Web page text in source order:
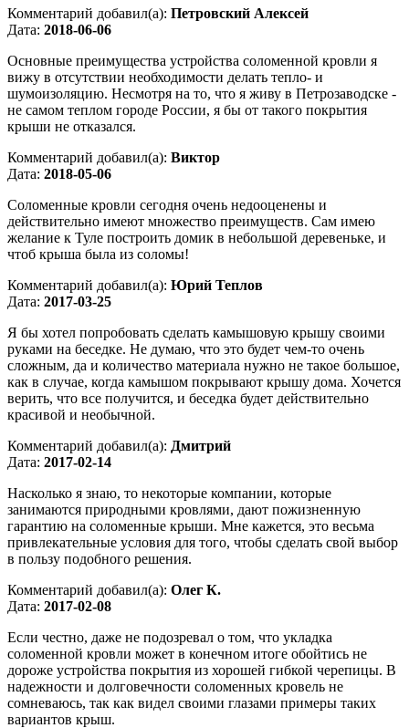
Комментарий добавил(а): Петровский Алексей
Дата: 2018-06-06
Основные преимущества устройства соломенной кровли я
вижу в отсутствии необходимости делать тепло- и
шумоизоляцию. Несмотря на то, что я живу в Петрозаводске -
не самом теплом городе России, я бы от такого покрытия
крыши не отказался.
Комментарий добавил(а): Виктор
Дата: 2018-05-06
Соломенные кровли сегодня очень недооценены и
действительно имеют множество преимуществ. Сам имею
желание к Туле построить домик в небольшой деревеньке, и
чтоб крыша была из соломы!
Комментарий добавил(а): Юрий Теплов
Дата: 2017-03-25
Я бы хотел попробовать сделать камышовую крышу своими
руками на беседке. Не думаю, что это будет чем-то очень
сложным, да и количество материала нужно не такое большое,
как в случае, когда камышом покрывают крышу дома. Хочется
верить, что все получится, и беседка будет действительно
красивой и необычной.
Комментарий добавил(а): Дмитрий
Дата: 2017-02-14
Насколько я знаю, то некоторые компании, которые
занимаются природными кровлями, дают пожизненную
гарантию на соломенные крыши. Мне кажется, это весьма
привлекательные условия для того, чтобы сделать свой выбор
в пользу подобного решения.
Комментарий добавил(а): Олег К.
Дата: 2017-02-08
Если честно, даже не подозревал о том, что укладка
соломенной кровли может в конечном итоге обойтись не
дороже устройства покрытия из хорошей гибкой черепицы. В
надежности и долговечности соломенных кровель не
сомневаюсь, так как видел своими глазами примеры таких
вариантов крыш.